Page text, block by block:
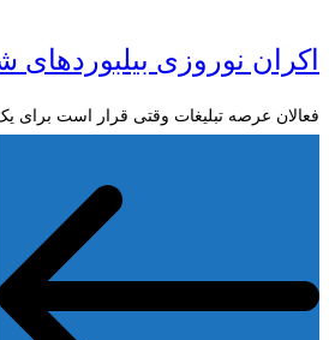
اکران نوروزی
فعالان عرصه تبلیغات وقتی قرار است برای